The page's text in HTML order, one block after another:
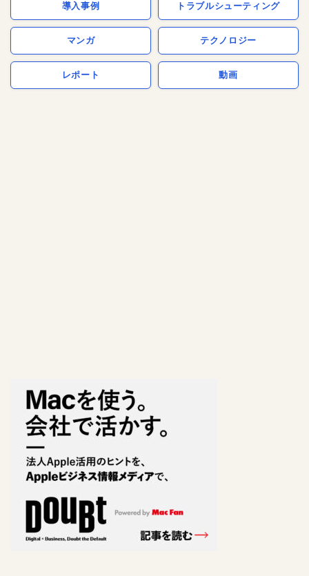
導入事例 トラブルシューティング
マンガ テクノロジー
レポート 動画